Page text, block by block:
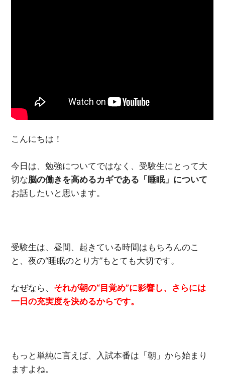
こんにちは！
今日は、勉強についてではなく、受験生にとって大
切な脳の働きを高めるカギである「睡眠」について
お話したいと思います。
受験生は、昼間、起きている時間はもちろんのこ
と、夜の“睡眠のとり方”もとても大切です。
なぜなら、 それが朝の“目覚め”に影響し、さらには
一日の充実度を決めるからです。
もっと単純に言えば、入試本番は「朝」から始まり
ますよね。